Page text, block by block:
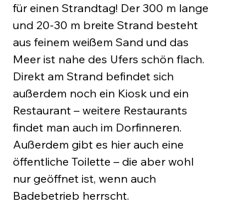
für einen Strandtag! Der 300 m lange
und 20-30 m breite Strand besteht
aus feinem weißem Sand und das
Meer ist nahe des Ufers schön flach.
Direkt am Strand befindet sich
außerdem noch ein Kiosk und ein
Restaurant – weitere Restaurants
findet man auch im Dorfinneren.
Außerdem gibt es hier auch eine
öffentliche Toilette – die aber wohl
nur geöffnet ist, wenn auch
Badebetrieb herrscht.